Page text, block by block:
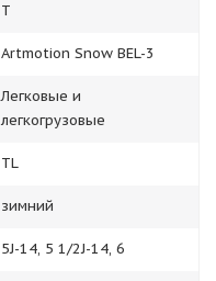
T
Artmotion Snow BEL-3
Легковые и
легкогрузовые
TL
зимний
5J-14, 5 1/2J-14, 6